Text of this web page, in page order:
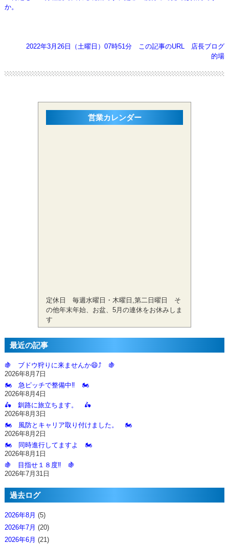
か。
2022年3月26日（土曜日）07時51分 この記事のURL
店長ブログ
的場
営業カレンダー
定休日 毎週水曜日・木曜日,第二日曜日 そ
の他年末年始、お盆、5月の連休をお休みしま
す
最近の記事
🍇 ブドウ狩りに来ませんか😄⤴️ 🍇
2026年8月7日
🏍️ 急ピッチで整備中‼️ 🏍️
2026年8月4日
🛵 釧路に旅立ちます。 🛵
2026年8月3日
🏍️ 風防とキャリア取り付けました。 🏍️
2026年8月2日
🏍️ 同時進行してますよ 🏍️
2026年8月1日
🍇 目指せ１８度‼️ 🍇
2026年7月31日
過去ログ
2026年8月 (5)
2026年7月 (20)
2026年6月 (21)